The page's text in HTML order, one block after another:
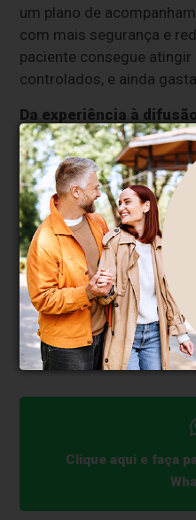
um plano de
com mais segurança e
paciente consegue
controlados, e ainda
Da experiência à
Os resultados do modelo
Rio motivaram o
colegas. Hoje, ele
ortopedistas de
foco em gestão do
acompanhamento e
condições como artrose,
proposta é replicar o que
reavaliação e critérios de
particularidades de cada
Clique aqui e faça